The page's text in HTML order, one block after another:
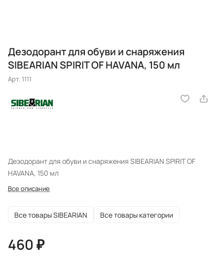
Дезодорант для обуви и снаряжения
SIBEARIAN SPIRIT OF HAVANA, 150 мл
Арт. 1111
Дезодорант для обуви и снаряжения SIBEARIAN SPIRIT OF
HAVANA, 150 мл
Все описание
Все товары SIBEARIAN Все товары категории
460 ₽